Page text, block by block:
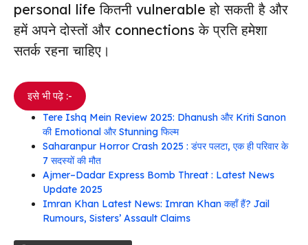
personal life कितनी vulnerable हो सकती है और
हमें अपने दोस्तों और connections के प्रति हमेशा
सतर्क रहना चाहिए।
इसे भी पढ़े :-
Tere Ishq Mein Review 2025: Dhanush और Kriti Sanon
की Emotional और Stunning फिल्म
Saharanpur Horror Crash 2025 : डंपर पलटा, एक ही परिवार के
7 सदस्यों की मौत
Ajmer–Dadar Express Bomb Threat : Latest News
Update 2025
Imran Khan Latest News: Imran Khan कहाँ हैं? Jail
Rumours, Sisters’ Assault Claims